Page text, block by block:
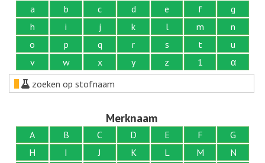
a b c d e f
g
h
i j k l m
n
o
p q r s t
u
v
w x y z 1
α
zoeken op stofnaam
Merknaam
A B C D E F
G
H
I J K L M
N